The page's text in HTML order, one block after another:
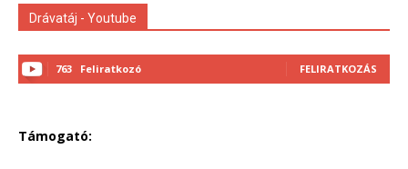
Drávatáj - Youtube
763 Feliratkozó FELIRATKOZÁS
Támogató: